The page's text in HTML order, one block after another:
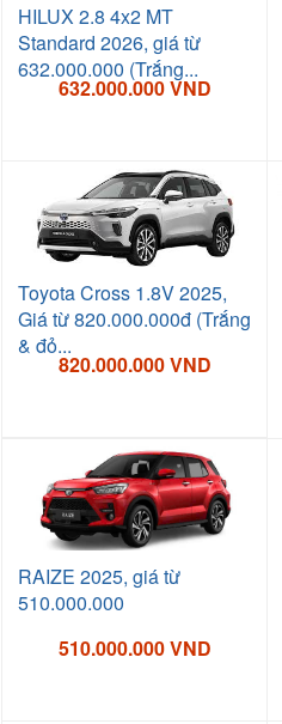
HILUX 2.8 4x2 MT
Standard 2026, giá từ
632.000.000 (Trắng...
632.000.000 VND
Toyota Cross 1.8V 2025,
Giá từ 820.000.000đ (Trắng
& đỏ...
820.000.000 VND
RAIZE 2025, giá từ
510.000.000
510.000.000 VND